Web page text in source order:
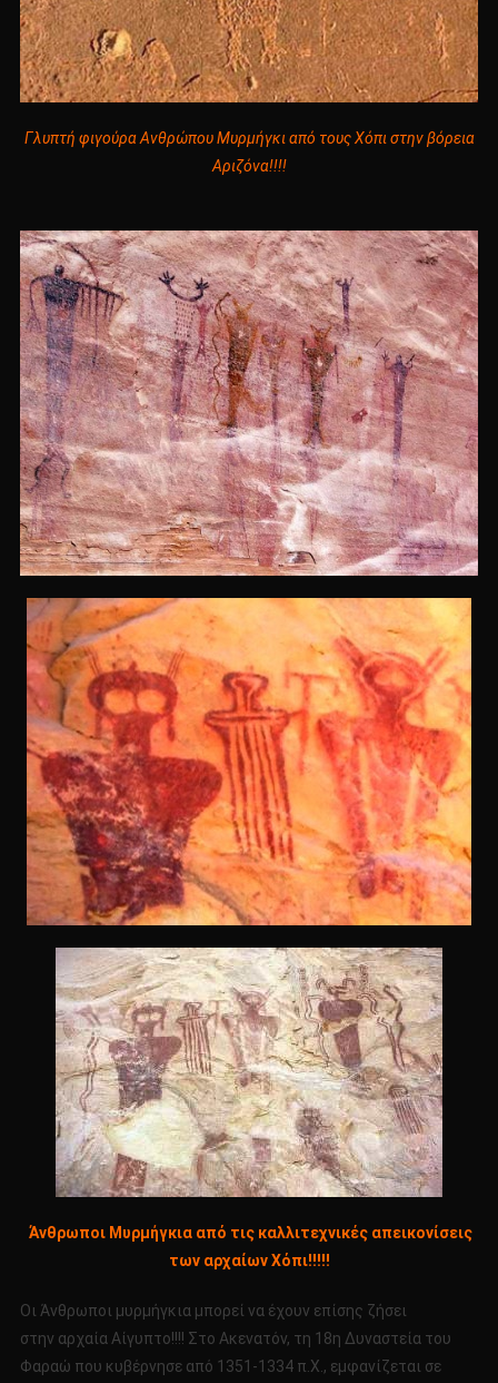
Γλυπτή φιγούρα Ανθρώπου Μυρμήγκι από τους Χόπι στην βόρεια
Αριζόνα!!!!
Άνθρωποι Μυρμήγκια από τις καλλιτεχνικές απεικονίσεις
των αρχαίων Χόπι!!!!!
Οι Άνθρωποι μυρμήγκια μπορεί να έχουν επίσης ζήσει
στην αρχαία Αίγυπτο!!!! Στο Ακενατόν, τη 18η Δυναστεία του
Φαραώ που κυβέρνησε από 1351-1334 π.Χ., εμφανίζεται σε